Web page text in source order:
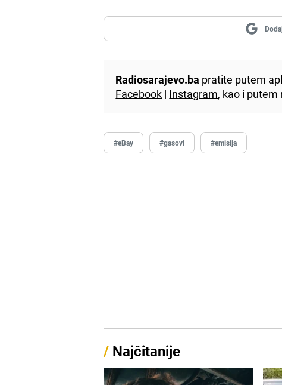
Radiosarajevo.ba pratite putem
Facebook | Instagram, kao i
#eBay #gasovi #emisija
/ Najčitanije